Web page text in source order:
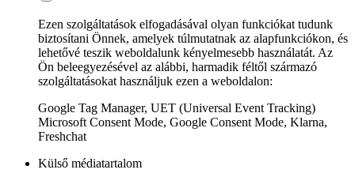
Ezen szolgáltatások elfogadásával olyan funkciókat tudunk
biztosítani Önnek, amelyek túlmutatnak az alapfunkciókon, és
lehetővé teszik weboldalunk kényelmesebb használatát. Az
Ön beleegyezésével az alábbi, harmadik féltől származó
szolgáltatásokat használjuk ezen a weboldalon:
Google Tag Manager, UET (Universal Event Tracking)
Microsoft Consent Mode, Google Consent Mode, Klarna,
Freshchat
Külső médiatartalom